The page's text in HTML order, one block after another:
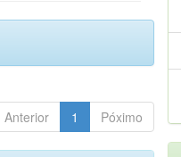
Anterior 1 Póximo